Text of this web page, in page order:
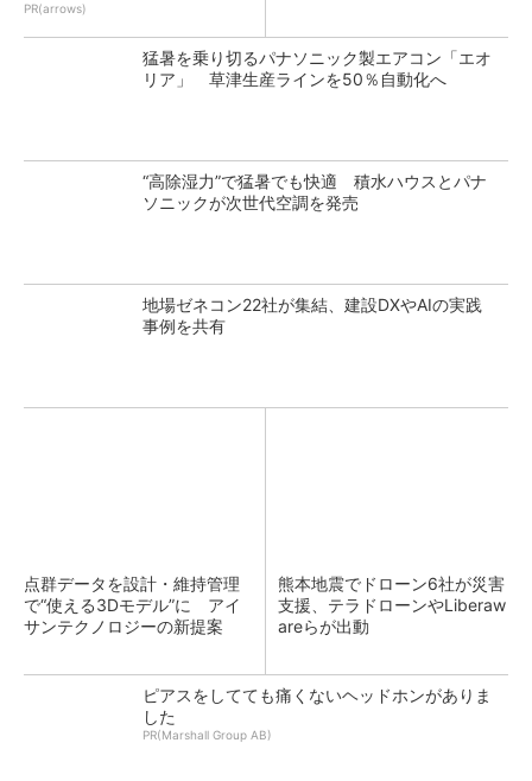
PR(arrows)
猛暑を乗り切るパナソニック製エアコン「エオ
リア」 草津生産ラインを50％自動化へ
“高除湿力”で猛暑でも快適 積水ハウスとパナ
ソニックが次世代空調を発売
地場ゼネコン22社が集結、建設DXやAIの実践
事例を共有
点群データを設計・維持管理
で“使える3Dモデル”に アイ
サンテクノロジーの新提案
熊本地震でドローン6社が災害
支援、テラドローンやLiberaw
areらが出動
ピアスをしてても痛くないヘッドホンがありま
した
PR(Marshall Group AB)